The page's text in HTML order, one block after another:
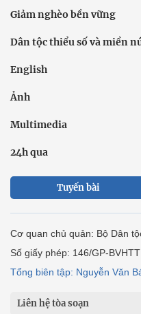
Giảm nghèo bền vững
Dân tộc thiểu số và miền
English
Ảnh
Multimedia
24h qua
Tuyến bài
Cơ quan chủ quản: Bộ Dân
Số giấy phép: 146/GP-
Tổng biên tập: Nguyễn Văn
Liên hệ tòa soạn